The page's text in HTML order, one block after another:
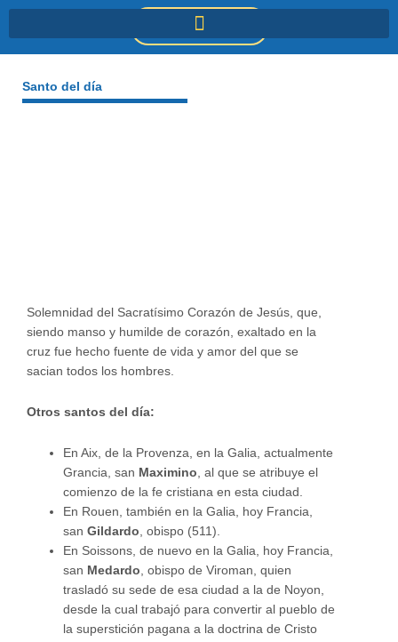
DONACIONES
Santo del día
Solemnidad del Sacratísimo Corazón de Jesús, que,
siendo manso y humilde de corazón, exaltado en la
cruz fue hecho fuente de vida y amor del que se
sacian todos los hombres.
Otros santos del día:
En Aix, de la Provenza, en la Galia, actualmente
Grancia, san Maximino, al que se atribuye el
comienzo de la fe cristiana en esta ciudad.
En Rouen, también en la Galia, hoy Francia,
sanGildardo, obispo (511).
En Soissons, de nuevo en la Galia, hoy Francia,
san Medardo, obispo de Viroman, quien
trasladó su sede de esa ciudad a la de Noyon,
desde la cual trabajó para convertir al pueblo de
la superstición pagana a la doctrina de Cristo